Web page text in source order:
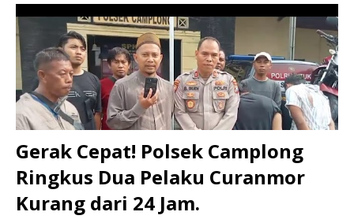
Gerak Cepat! Polsek Camplong
Ringkus Dua Pelaku Curanmor
Kurang dari 24 Jam.